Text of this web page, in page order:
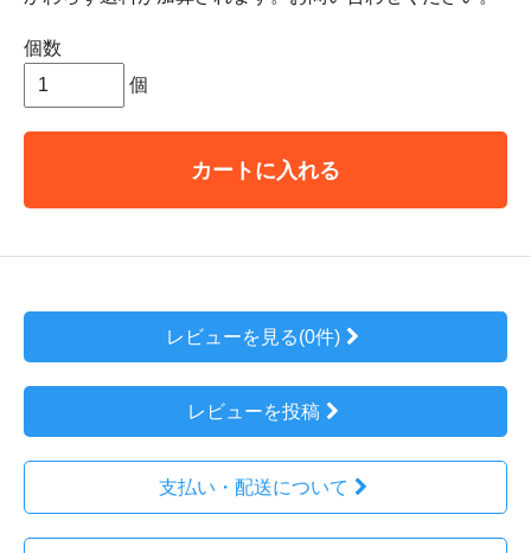
個数
個
カートに入れる
レビューを見る(0件)
レビューを投稿
支払い・配送について